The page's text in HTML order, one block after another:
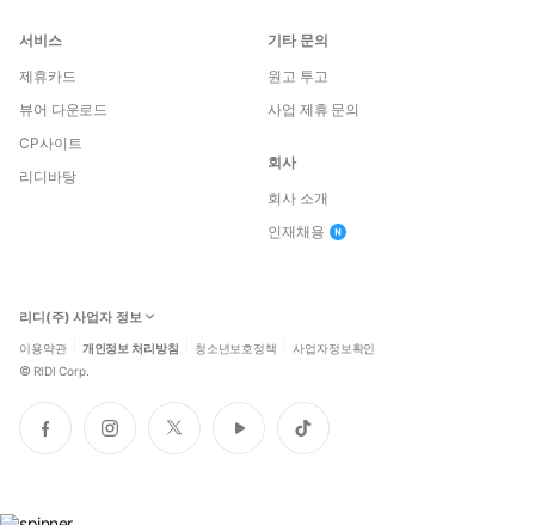
서비스
제휴카드
뷰어 다운로드
CP사이트
리디바탕
기타 문의
원고 투고
사업 제휴 문의
회사
회사 소개
인재채용
리디(주) 사업자 정보
이용약관 개인정보 처리방침 청소년보호정책 사업자정보확인
© RIDI Corp.
페
이
인
스
트
위
유
튜
틱
톡